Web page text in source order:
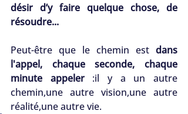
désir d’y faire quelque chose, de
résoudre...
Peut-être que le chemin est dans
l'appel, chaque seconde, chaque
minute appeler :il y a un autre
chemin,une autre vision,une autre
réalité,une autre vie.